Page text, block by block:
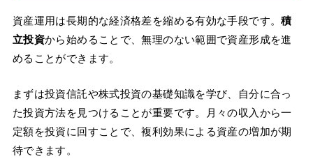
資産運用は長期的な経済格差を縮める有効な手段です。積
立投資から始めることで、無理のない範囲で資産形成を進
めることができます。
まずは投資信託や株式投資の基礎知識を学び、自分に合っ
た投資方法を見つけることが重要です。月々の収入から一
定額を投資に回すことで、複利効果による資産の増加が期
待できます。